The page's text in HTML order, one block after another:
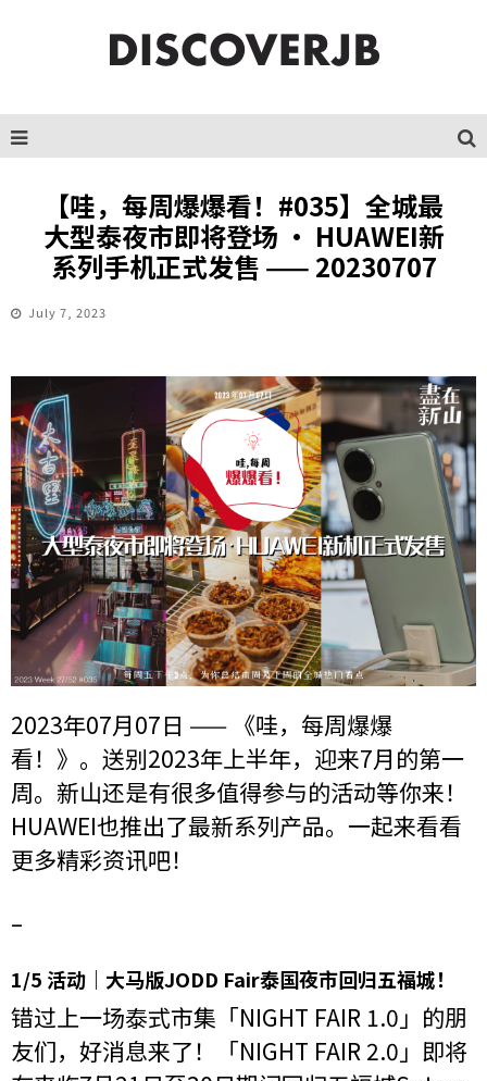
【哇，每周爆爆看！#035】全城最
大型泰夜市即将登场 · HUAWEI新
系列手机正式发售 —— 20230707
July 7, 2023
2023年07月07日 —— 《哇，每周爆爆
看！》。送别2023年上半年，迎来7月的第一
周。新山还是有很多值得参与的活动等你来！
HUAWEI也推出了最新系列产品。一起来看看
更多精彩资讯吧！
–
1/5 活动｜大马版JODD Fair泰国夜市回归五福城！
错过上一场泰式市集「NIGHT FAIR 1.0」的朋
友们，好消息来了！「NIGHT FAIR 2.0」即将